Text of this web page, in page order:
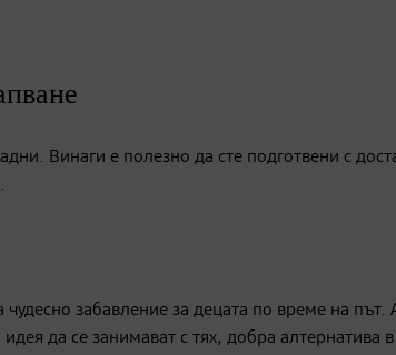
Винаги е полезно да сте подготвени с
забавление за децата по време на път.
да се занимават с тях, добра алтернатива в